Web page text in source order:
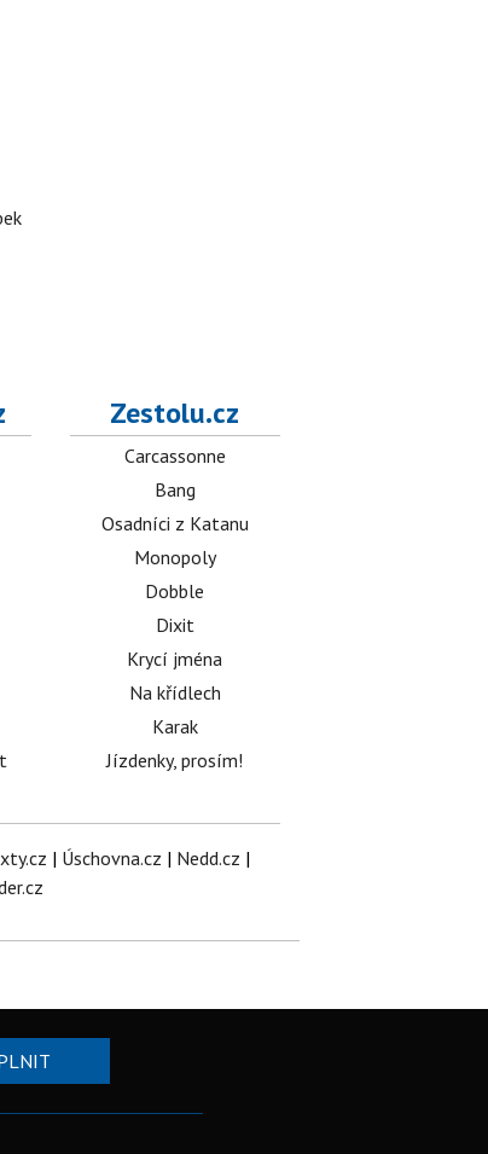
Zestolu.cz
Carcassonne
Bang
Osadníci z Katanu
Monopoly
Dobble
Dixit
Krycí jména
Na křídlech
Karak
Jízdenky, prosím!
| Úschovna.cz | Nedd.cz |